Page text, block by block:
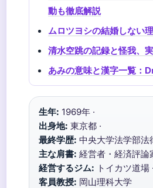
動も徹底解説
ムロツヨシの結婚しない
清水空跳の記録と怪我、
あみの意味と漢字一覧：
生年: 1969年 ·
出身地: 東京都 ·
最終学歴: 中央大学法学部法
主な肩書: 経営者・経済評論
経営するジム: トイカツ道場 ·
客員教授: 岡山理科大学